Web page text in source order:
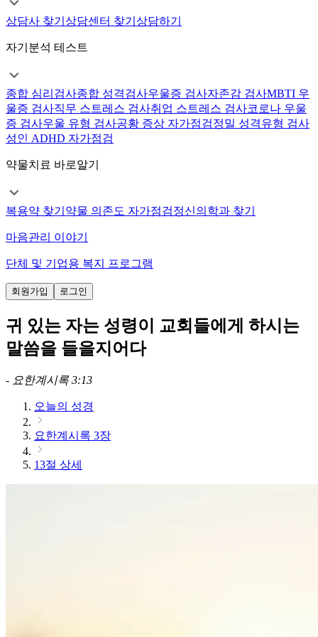
상담사 찾기 상담센터 찾기 상담하기
자기분석 테스트
종합 심리검사종합 성격검사우울증 검사자존감 검사MBTI 우
울증 검사직무 스트레스 검사취업 스트레스 검사코로나 우울
증 검사우울 유형 검사공황 증상 자가점검정밀 성격유형 검사
성인 ADHD 자가점검
약물치료 바로알기
복용약 찾기 약물 의존도 자가점검정신의학과 찾기
마음관리 이야기
단체 및 기업용 복지 프로그램
회원가입 로그인
귀 있는 자는 성령이 교회들에게 하시는
말씀을 들을지어다
- 요한계시록 3:13
오늘의 성경
요한계시록 3장
13절 상세